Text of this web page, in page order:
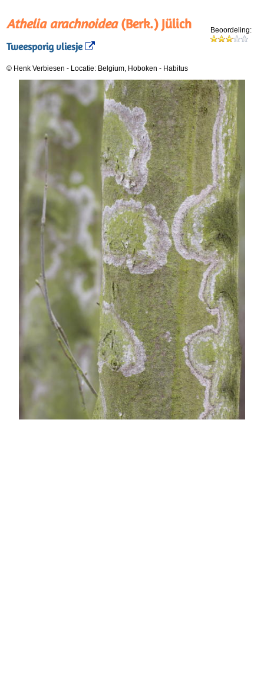
Athelia arachnoidea(Berk.) Jülich
Tweesporig vliesje
Beoordeling:
© Henk Verbiesen - Locatie: Belgium, Hoboken - Habitus